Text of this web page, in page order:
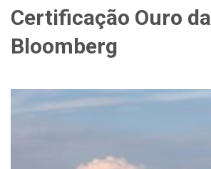
Certificação Ouro da
Bloomberg